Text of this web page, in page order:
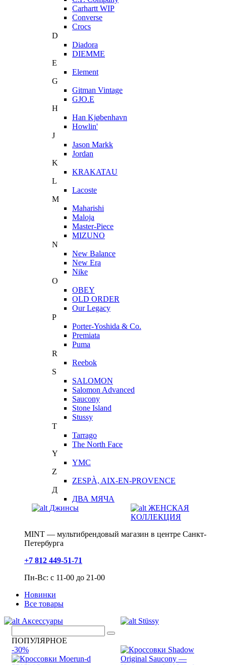
Carhartt WIP
Converse
Crocs
D
Diadora
DIEMME
E
Element
G
Gitman Vintage
GJO.E
H
Han Kjøbenhavn
Howlin'
J
Jason Markk
Jordan
K
KRAKATAU
L
Lacoste
M
Maharishi
Maloja
Master-Piece
MIZUNO
N
New Balance
New Era
Nike
O
OBEY
OLD ORDER
Our Legacy
P
Porter-Yoshida & Co.
Premiata
Puma
R
Reebok
S
SALOMON
Salomon Advanced
Saucony
Stone Island
Stussy
T
Tarrago
The North Face
Y
YMC
Z
ZESPÀ, AIX-EN-PROVENCE
Д
ДВА МЯЧА
Джинсы
ЖЕНСКАЯ
КОЛЛЕКЦИЯ
MINT — мультибрендовый магазин в центре Санкт-
Петербурга
+7 812 449-51-71
Пн-Вс: с 11-00 до 21-00
Новинки
Все товары
Аксессуары
Stüssy
ПОПУЛЯРНОЕ
-30%